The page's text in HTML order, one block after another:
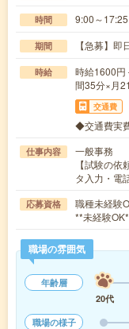
時間 9:00～17:25
期間 【急募】即
時給
時給1600円
間35分×月
交通費
◆交通費実
仕事内容
一般事務
【試験の
タ入力・電
応募資格
職種未経験
**未経験
職場の雰囲気
年齢層
20代
職場の様子